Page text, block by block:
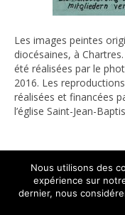
Statuts
Photos
Les réalisations
Exposition 2013
Relations
Les images peintes
diocésaines, à
été réalisées par le
2016. Les
réalisées et financées
l’église Saint-Jean-
Centre International
Nous utilisons des
expérience sur
dernier, nous